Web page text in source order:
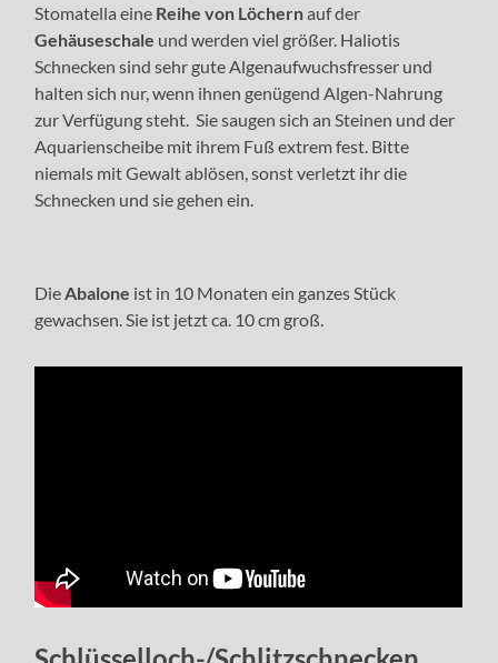
Stomatella eine Reihe von Löchernauf der
Gehäuseschale und werden viel größer. Haliotis
Schnecken sind sehr gute Algenaufwuchsfresser und
halten sich nur, wenn ihnen genügend Algen-Nahrung
zur Verfügung steht. Sie saugen sich an Steinen und der
Aquarienscheibe mit ihrem Fuß extrem fest. Bitte
niemals mit Gewalt ablösen, sonst verletzt ihr die
Schnecken und sie gehen ein.
DieAbalone ist in 10 Monaten ein ganzes Stück
gewachsen. Sie ist jetzt ca. 10 cm groß.